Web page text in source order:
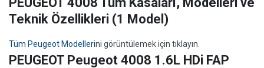
Teknik Özellikleri (1 Model)
Tüm Peugeot Modellerini görüntülemek için tıklayın.
PEUGEOT Peugeot 4008 1.6L HDi FAP